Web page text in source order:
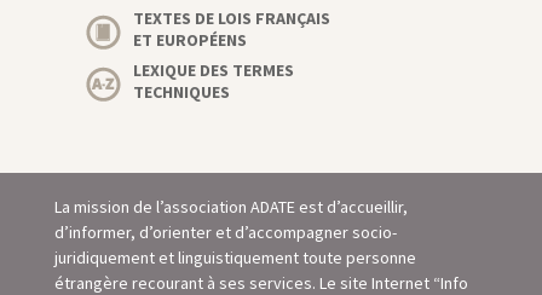
TEXTES DE LOIS FRANÇAIS
ET EUROPÉENS
LEXIQUE DES TERMES
TECHNIQUES
La mission de l’association ADATE est d’accueillir,
d’informer, d’orienter et d’accompagner socio-
juridiquement et linguistiquement toute personne
étrangère recourant à ses services. Le site Internet “Info